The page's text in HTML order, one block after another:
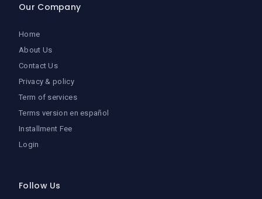
Our Company
Home
About Us
Contact Us
Privacy & policy
Term of services
Terms version en español
Installment Fee
Login
Follow Us